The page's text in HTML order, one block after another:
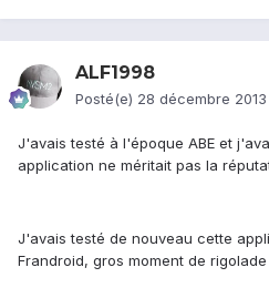
ALF1998
Posté(e) 28 décembre 2013
J'avais testé à l'époque ABE et
application ne méritait pas la
J'avais testé de nouveau cette
Frandroid, gros moment de